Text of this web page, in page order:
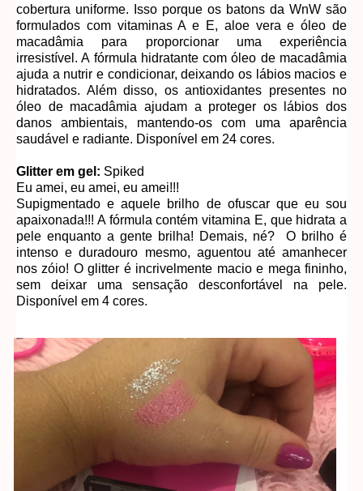
cobertura uniforme. Isso porque os batons da WnW são
formulados com vitaminas A e E, aloe vera e óleo de
macadâmia para proporcionar uma experiência
irresistível. A fórmula hidratante com óleo de macadâmia
ajuda a nutrir e condicionar, deixando os lábios macios e
hidratados. Além disso, os antioxidantes presentes no
óleo de macadâmia ajudam a proteger os lábios dos
danos ambientais, mantendo-os com uma aparência
saudável e radiante. Disponível em 24 cores.
Glitter em gel: Spiked
Eu amei, eu amei, eu amei!!!
Supigmentado e aquele brilho de ofuscar que eu sou
apaixonada!!! A fórmula contém vitamina E, que hidrata a
pele enquanto a gente brilha! Demais, né? O brilho é
intenso e duradouro mesmo, aguentou até amanhecer
nos zóio! O glitter é incrivelmente macio e mega fininho,
sem deixar uma sensação desconfortável na pele.
Disponível em 4 cores.